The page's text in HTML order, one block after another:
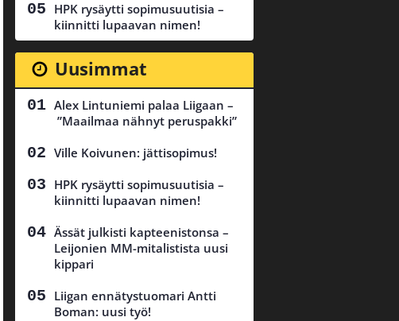
HPK rysäytti sopimusuutisia –
kiinnitti lupaavan nimen!
Uusimmat
Alex Lintuniemi palaa Liigaan –
”Maailmaa nähnyt peruspakki”
Ville Koivunen: jättisopimus!
HPK rysäytti sopimusuutisia –
kiinnitti lupaavan nimen!
Ässät julkisti kapteenistonsa –
Leijonien MM-mitalistista uusi
kippari
Liigan ennätystuomari Antti
Boman: uusi työ!